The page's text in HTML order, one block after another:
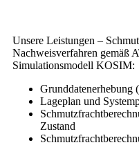
Unsere Leistungen –
Nachweisverfahren gemäß
Simulationsmodell KOSIM:
Grunddatenerhebung
Lageplan und
Zustand